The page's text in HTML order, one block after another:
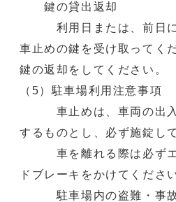
鍵の貸出返却
利用日または、前日に
車止めの鍵を受け取ってく
鍵の返却をしてください。
（5）駐車場利用注意事項
車止めは、車両の出入
するものとし、必ず施錠し
車を離れる際は必ずエ
ドブレーキをかけてくださ
駐車場内の盗難・事故